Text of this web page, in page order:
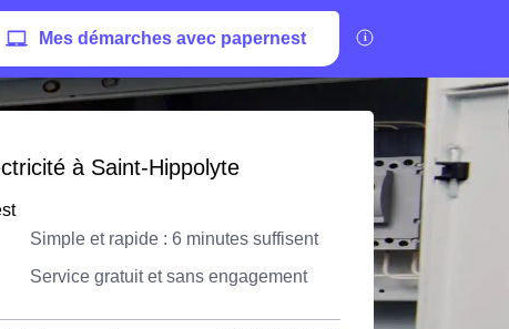
Mes démarches avec papernest
à Saint-Hippolyte
Simple et rapide : 6 minutes suffisent
Service gratuit et sans engagement